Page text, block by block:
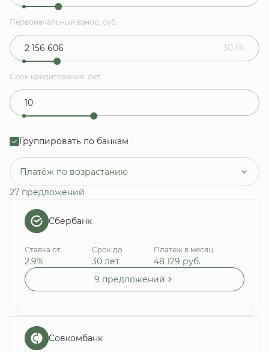
Первоначальный взнос, руб.
30.1%
Срок кредитования, лет
Группировать по банкам
Платёж по возрастанию
27 предложений
Сбербанк
Ставка от
2.9%
Срок до
30 лет
Платеж в месяц
48 129 руб.
9 предложений
Совкомбанк